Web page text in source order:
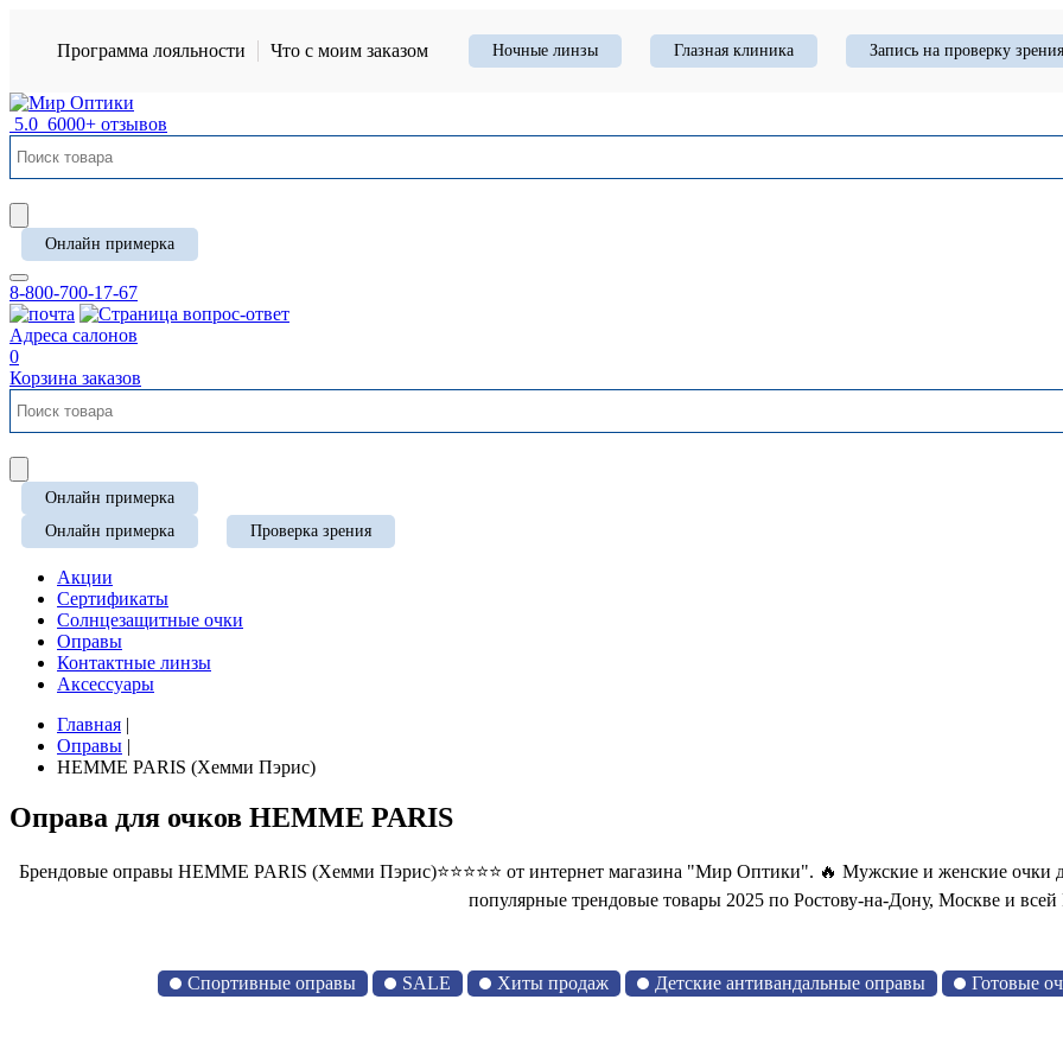
Программа лояльности Что с моим заказом Ночные линзы Глазная клиника Запись на проверку зрения
5.0 6000+ отзывов
Онлайн примерка
8-800-700-17-67
Адреса салонов
0
Корзина заказов
Онлайн примерка
Онлайн примерка
Проверка зрения
Акции
Сертификаты
Солнцезащитные очки
Оправы
Контактные линзы
Аксессуары
Главная |
Оправы |
HEMME PARIS (Хемми Пэрис)
Оправа для очков HEMME PARIS
Брендовые оправы HEMME PARIS (Хемми Пэрис)⭐⭐⭐⭐⭐ от интернет магазина "Мир Оптики". 🔥 Мужские и женские очки
популярные трендовые товары 2025 по Ростову-на-Дону, Москве и всей
Спортивные оправы SALE Хиты продаж Детские антивандальные оправы Готовые